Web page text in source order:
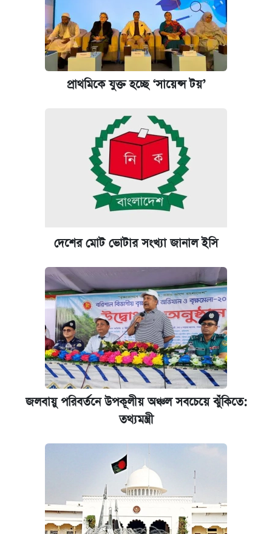
প্রাথমিকে যুক্ত হচ্ছে ‘সায়েন্স টয়’
দেশের মোট ভোটার সংখ্যা জানাল ইসি
জলবায়ু পরিবর্তনে উপকূলীয় অঞ্চল সবচেয়ে ঝুঁকিতে:
তথ্যমন্ত্রী